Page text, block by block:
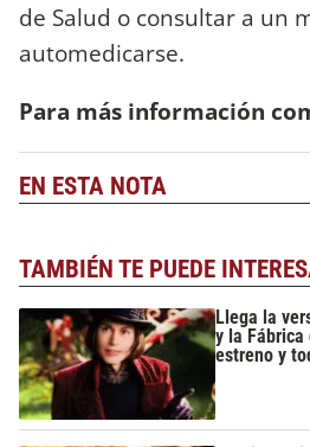
de Salud o consultar a un
automedicarse.
Para más información
EN ESTA NOTA
TAMBIÉN TE PUEDE
Llega la
y la Fábrica
estreno y